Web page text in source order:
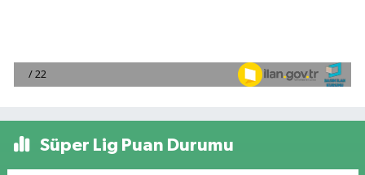
Süper Lig Puan Durumu